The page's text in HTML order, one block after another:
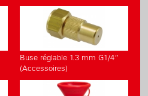
Buse réglable 1.3 mm G1/4”
(Accessoires)